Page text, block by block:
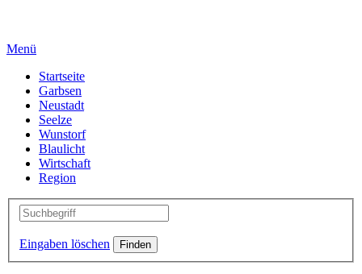
Menü
Startseite
Garbsen
Neustadt
Seelze
Wunstorf
Blaulicht
Wirtschaft
Region
Eingaben löschen